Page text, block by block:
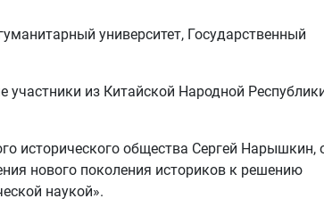
университет, Государственный
из Китайской Народной
исторического общества Сергей Нарышкин,
нового поколения историков к решению
наукой».